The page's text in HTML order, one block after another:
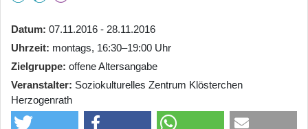
Datum 07.11.2016 - 28.11.2016
Uhrzeit montags, 16:30–19:00 Uhr
Zielgruppe offene Altersangabe
Veranstalter Soziokulturelles Zentrum Klösterchen
Herzogenrath